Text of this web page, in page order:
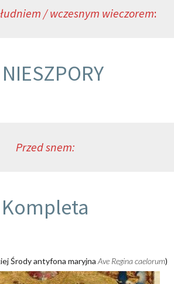
/ wczesnym wieczorem:
Przed snem:
Kompleta
Środy antyfona maryjnaAve Regina caelorum)